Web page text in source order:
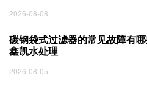
2026-08-08
碳钢袋式过滤器的常见故障有
鑫凯水处理
2026-08-05